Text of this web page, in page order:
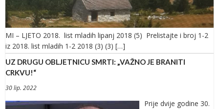
MI – LJETO 2018. list mladih lipanj 2018 (5) Prelistajte i broj 1-2
iz 2018. list mladih 1-2 2018 (3) (3) […]
UZ DRUGU OBLJETNICU SMRTI: „VAŽNO JE BRANITI
CRKVU!“
30 lip. 2022
Prije dvije godine 30.